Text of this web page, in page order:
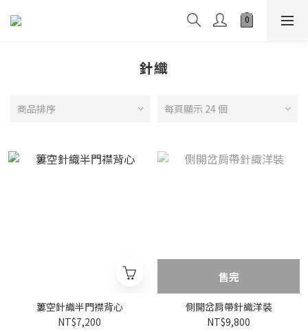
針織
商品排序 每頁顯示 24 個
簍空針織半門襟背心
NT$7,200
售完
側開岔肩帶針織洋裝
NT$9,800